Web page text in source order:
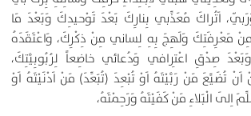
اَتُراكَ مُعَذِّبي بِنارِكَ بَعْدَ تَوْحيدِكَ وَبَعْدَ مَا
مَعْرِفَتِكَ وَلَهِجَ بِهِ لِساني مِنْ ذِكْرِكَ، وَاعْتَقَدَهُ
صِدْقِ اعْتِرافي وَدُعائي خاضِعاً لِرُبُوبِيَّتِكَ،
تُضَيِّعَ مَنْ رَبَّيْتَهُ اَوْ تُبْعِدَ (تُبَعِّدَ) مَنْ اَدْنَيْتَهُ اَوْ
اِلَى الْبَلاءِ مَنْ كَفَيْتَهُ وَرَحِمْتَهُ،